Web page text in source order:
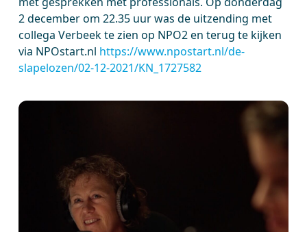
2 december om 22.35 uur was de uitzending met
collega Verbeek te zien op NPO2 en terug te kijken
via NPOstart.nl https://www.npostart.nl/de-
slapelozen/02-12-2021/KN_1727582